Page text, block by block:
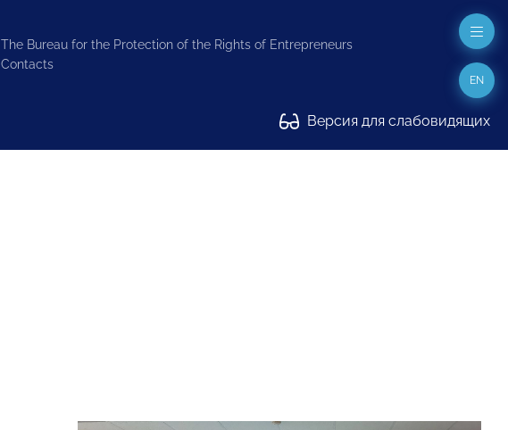
The Bureau for the Protection of the Rights of Entrepreneurs
Contacts
Версия для слабовидящих
EN